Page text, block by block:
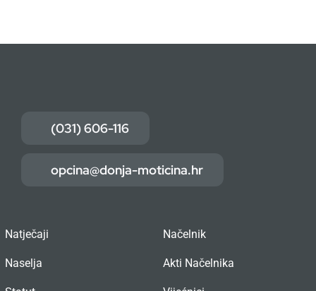
(031) 606-116
opcina@donja-moticina.hr
Natječaji
Naselja
Načelnik
Akti Načelnika